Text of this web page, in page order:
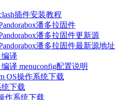
插件安装教程
潘多拉固件
潘多拉固件更新源
潘多拉固件最新源地址
编译
编译 menuconfig配置说明
OS操作系统下载
统下载
作系统下载